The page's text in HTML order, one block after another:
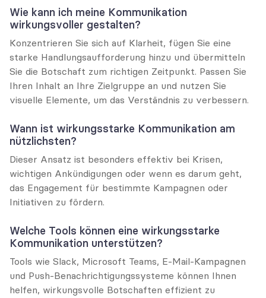
Wie kann ich meine Kommunikation
wirkungsvoller gestalten?
Konzentrieren Sie sich auf Klarheit, fügen Sie eine
starke Handlungsaufforderung hinzu und übermitteln
Sie die Botschaft zum richtigen Zeitpunkt. Passen Sie
Ihren Inhalt an Ihre Zielgruppe an und nutzen Sie
visuelle Elemente, um das Verständnis zu verbessern.
Wann ist wirkungsstarke Kommunikation am
nützlichsten?
Dieser Ansatz ist besonders effektiv bei Krisen,
wichtigen Ankündigungen oder wenn es darum geht,
das Engagement für bestimmte Kampagnen oder
Initiativen zu fördern.
Welche Tools können eine wirkungsstarke
Kommunikation unterstützen?
Tools wie Slack, Microsoft Teams, E-Mail-Kampagnen
und Push-Benachrichtigungssysteme können Ihnen
helfen, wirkungsvolle Botschaften effizient zu